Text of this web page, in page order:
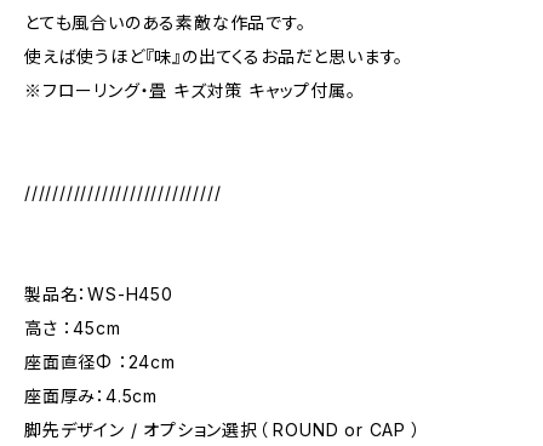
とても風合いのある素敵な作品です。
使えば使うほど『味』の出てくるお品だと思います。
※フローリング・畳 キズ対策 キャップ付属。
////////////////////////////
製品名：WS-H450
高さ ：45cm
座面直径Φ ：24cm
座面厚み：4.5cm
脚先デザイン / オプション選択（ ROUND or CAP ）